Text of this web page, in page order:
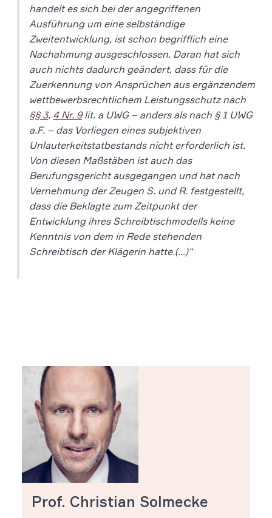
handelt es sich bei der angegriffenen
Ausführung um eine selbständige
Zweitentwicklung, ist schon begrifflich eine
Nachahmung ausgeschlossen. Daran hat sich
auch nichts dadurch geändert, dass für die
Zuerkennung von Ansprüchen aus ergänzendem
wettbewerbsrechtlichem Leistungsschutz nach
§§ 3, 4 Nr. 9lit. a UWG – anders als nach § 1 UWG
a.F. – das Vorliegen eines subjektiven
Unlauterkeitstatbestands nicht erforderlich ist.
Von diesen Maßstäben ist auch das
Berufungsgericht ausgegangen und hat nach
Vernehmung der Zeugen S. und R. festgestellt,
dass die Beklagte zum Zeitpunkt der
Entwicklung ihres Schreibtischmodells keine
Kenntnis von dem in Rede stehenden
Schreibtisch der Klägerin hatte.(…)“
Prof. Christian Solmecke